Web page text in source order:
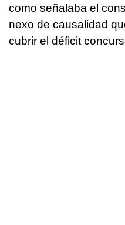
como señalaba el
nexo de causalidad
cubrir el déficit